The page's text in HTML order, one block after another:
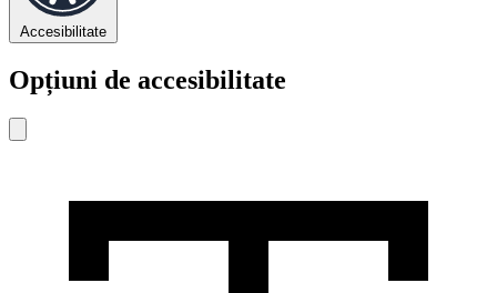
Accesibilitate
Opțiuni de accesibilitate